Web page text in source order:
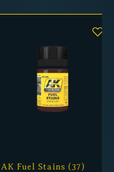
AK Fuel Stains (37)